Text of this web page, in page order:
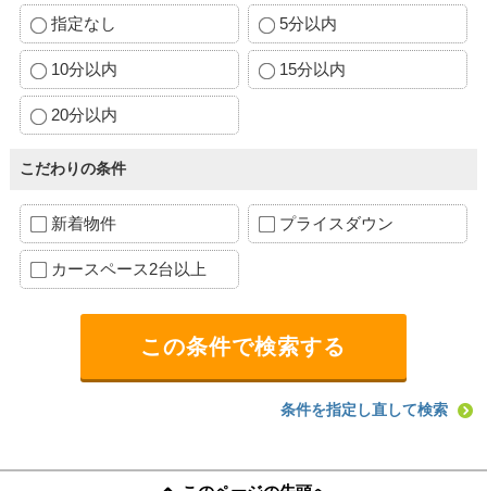
指定なし 5分以内
10分以内 15分以内
20分以内
こだわりの条件
新着物件 プライスダウン
カースペース2台以上
条件を指定し直して検索